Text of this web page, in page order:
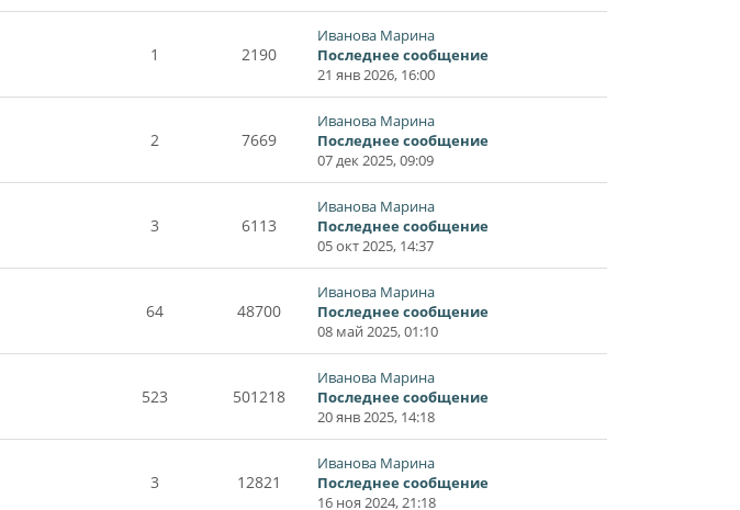
1 2190
Иванова Марина
Последнее сообщение
21 янв 2026, 16:00
2 7669
Иванова Марина
Последнее сообщение
07 дек 2025, 09:09
3 6113
Иванова Марина
Последнее сообщение
05 окт 2025, 14:37
64 48700
Иванова Марина
Последнее сообщение
08 май 2025, 01:10
523 501218
Иванова Марина
Последнее сообщение
20 янв 2025, 14:18
3 12821
Иванова Марина
Последнее сообщение
16 ноя 2024, 21:18